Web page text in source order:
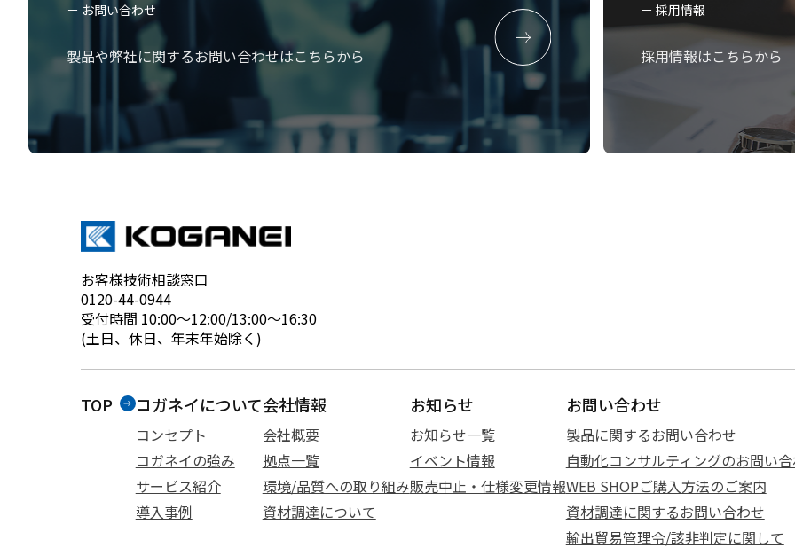
－ お問い合わせ
製品や弊社に関するお問い合わせはこちらから
－ 採用情報
採用情報はこちらから
お客様技術相談窓口
0120-44-0944
受付時間 10:00～12:00/13:00～16:30
(土日、休日、年末年始除く)
TOP コガネイについて
コンセプト
コガネイの強み
サービス紹介
導入事例
会社情報
会社概要
拠点一覧
環境/品質への取り組み
資材調達について
お知らせ
お知らせ一覧
イベント情報
販売中止・仕様変更情報
お問い合わせ
製品に関するお問い合わせ
自動化コンサルティングのお問い
WEB SHOPご購入方法のご案内
資材調達に関するお問い合わせ
輸出貿易管理令/該非判定に関して